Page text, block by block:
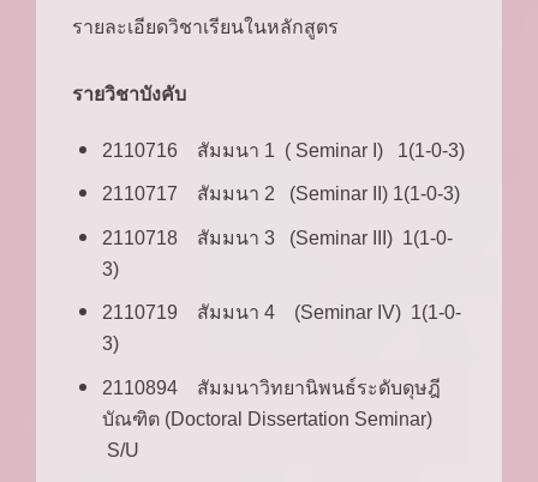
รายละเอียดวิชาเรียนในหลักสูตร
รายวิชาบังคับ
2110716 สัมมนา 1 ( Seminar I) 1(1-0-3)
2110717 สัมมนา 2 (Seminar II) 1(1-0-3)
2110718 สัมมนา 3 (Seminar III) 1(1-0-
3)
2110719 สัมมนา 4 (Seminar IV) 1(1-0-
3)
2110894 สัมมนาวิทยานิพนธ์ระดับดุษฎี
บัณฑิต (Doctoral Dissertation Seminar)
S/U